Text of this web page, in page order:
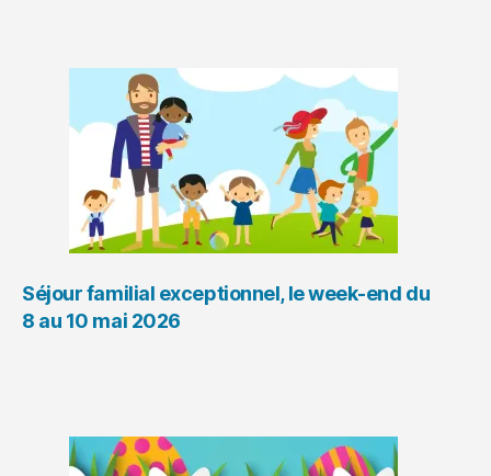
Séjour familial exceptionnel, le week-end du
8 au 10 mai 2026